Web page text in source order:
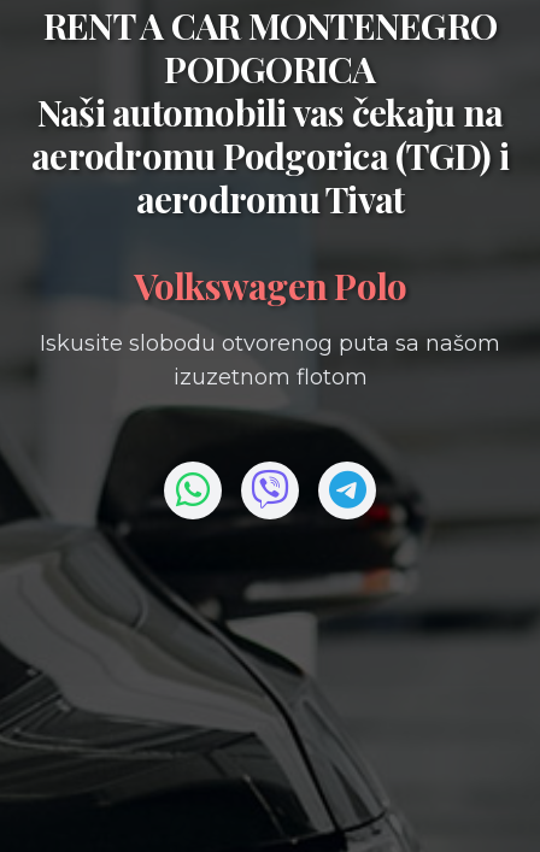
RENT A CAR MONTENEGRO
PODGORICA
Naši automobili vas čekaju na
aerodromu Podgorica (TGD) i
aerodromu Tivat
Volkswagen Polo
Iskusite slobodu otvorenog puta sa našom
izuzetnom flotom